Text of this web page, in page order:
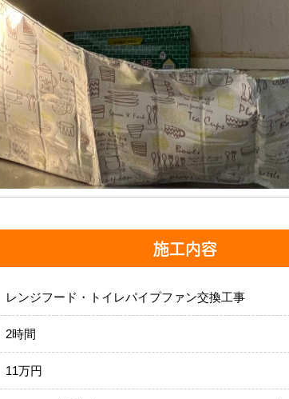
施工内容
レンジフード・トイレパイプファン交換工事
2時間
11万円